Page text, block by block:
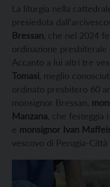
La liturgia nella
presieduta
Bressan , che nel 2024
ordinazione
Accanto a lui altri tre
Tomasi , meglio
ordinato presbitero 60
monsignor Bressan,
Manzana , che festeggia
e monsignor Ivan
vescovo di Perugia-Città